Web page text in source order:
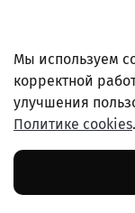
Покупателям
Правовая
© ООО "МХТ",
Мы используем
корректной
улучшения
Политике cookies.